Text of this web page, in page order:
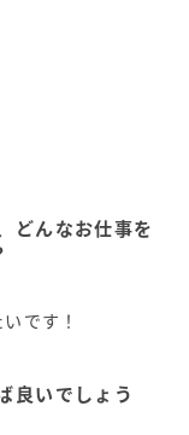
どんなお仕事を
です！
良いでしょう